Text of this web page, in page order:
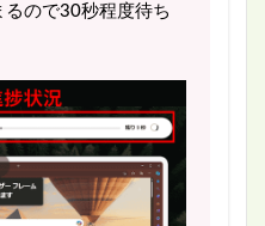
ので30秒程度待ち